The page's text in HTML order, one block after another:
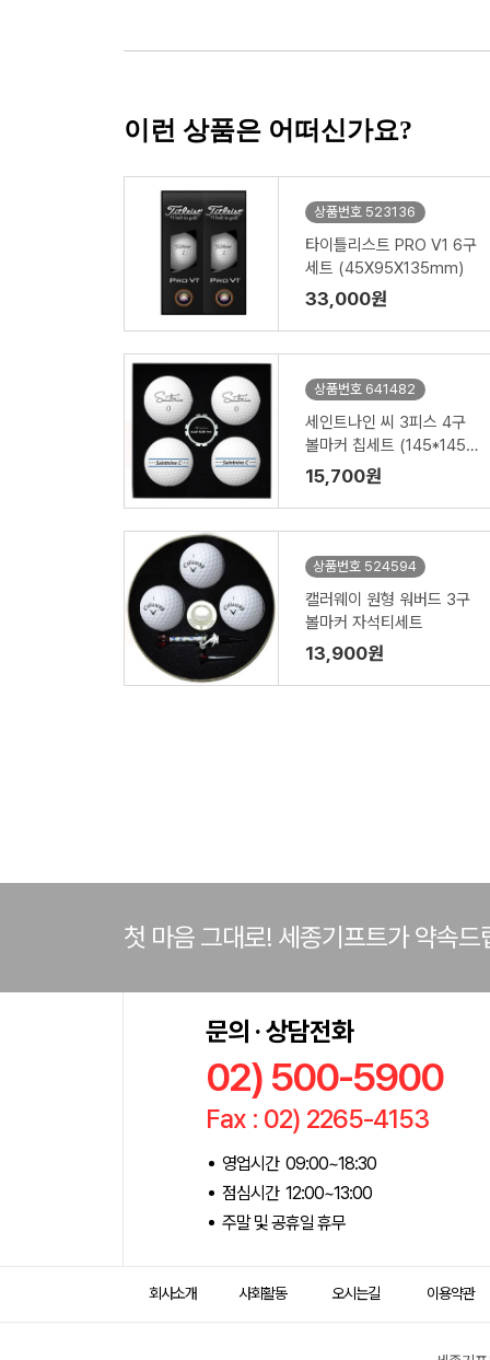
이런 상품은 어떠신가요?
상품번호 523136
타이틀리스트 PRO V1 6구
세트 (45X95X135mm)
33,000원
상품번호 641482
세인트나인 씨 3피스 4구
볼마커 칩세트 (145*145*
45mm)
15,700원
상품번호 524594
캘러웨이 원형 워버드 3구
볼마커 자석티세트
13,900원
첫 마음 그대로! 세종기프트가 약속드
문의 · 상담전화
02) 500-5900
Fax : 02) 2265-4153
영업시간 09:00~18:30
점심시간 12:00~13:00
주말 및 공휴일 휴무
회사소개 사회활동 오시는길 이용약관